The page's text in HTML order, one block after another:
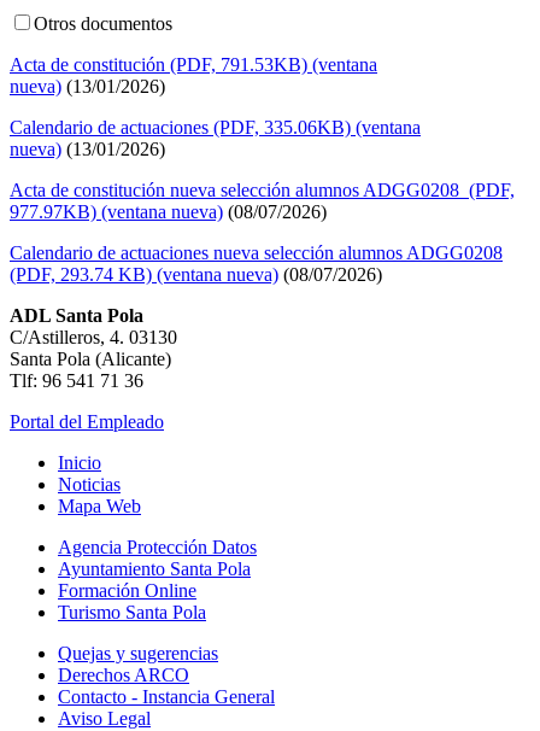
Otros documentos
Acta de constitución (PDF, 791.53KB) (ventana
nueva) (13/01/2026)
Calendario de actuaciones (PDF, 335.06KB) (ventana
nueva) (13/01/2026)
Acta de constitución nueva selección alumnos ADGG0208 (PDF,
977.97KB) (ventana nueva) (08/07/2026)
Calendario de actuaciones nueva selección alumnos ADGG0208
(PDF, 293.74 KB) (ventana nueva) (08/07/2026)
ADL Santa Pola
C/Astilleros, 4. 03130
Santa Pola (Alicante)
Tlf: 96 541 71 36
Portal del Empleado
Inicio
Noticias
Mapa Web
Agencia Protección Datos
Ayuntamiento Santa Pola
Formación Online
Turismo Santa Pola
Quejas y sugerencias
Derechos ARCO
Contacto - Instancia General
Aviso Legal